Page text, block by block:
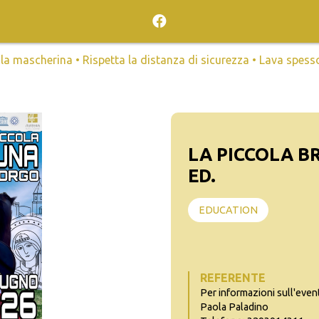
la mascherina • Rispetta la distanza di sicurezza • Lava
LA PICCOLA
ED.
EDUCATION
REFERENTE
Per informazioni
Paola Paladino